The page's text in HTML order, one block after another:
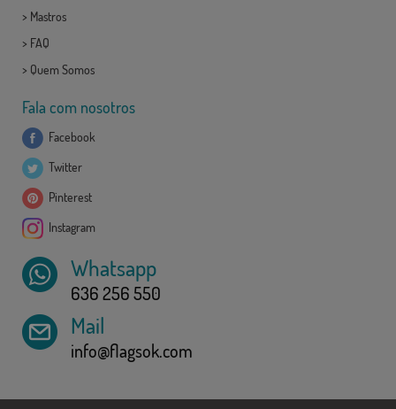
> Mastros
> FAQ
> Quem Somos
Fala com nosotros
Facebook
Twitter
Pinterest
Instagram
Whatsapp
636 256 550
Mail
info@flagsok.com